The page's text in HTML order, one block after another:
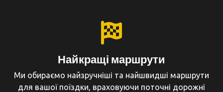
Найкращі маршрути
Ми обираємо найзручніші та найшвидші маршрути
для вашої поїздки, враховуючи поточні дорожні